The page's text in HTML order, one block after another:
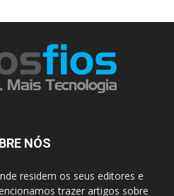
NÓS
residem os seus editores e
trazer artigos sobre